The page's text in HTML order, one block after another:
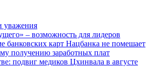
уважения
– возможность для лидеров
банковских карт Нацбанка не помешает
получению заработных плат
подвиг медиков Цхинвала в августе